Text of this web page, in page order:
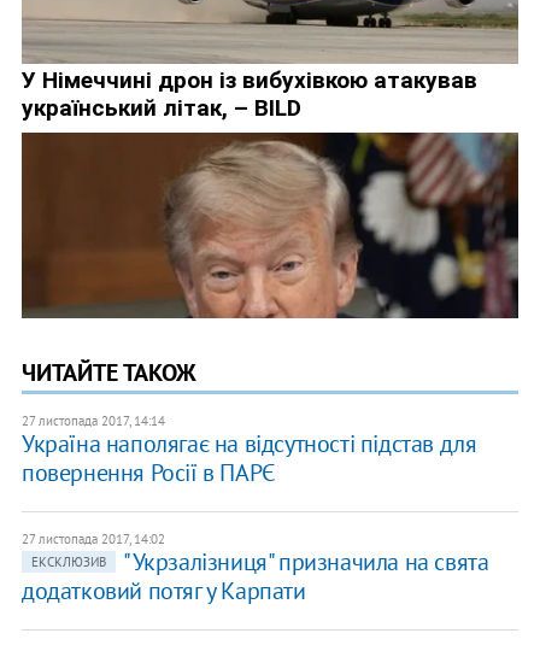
ЧИТАЙТЕ ТАКОЖ
27 листопада 2017, 14:14
Україна наполягає на відсутності підстав для
повернення Росії в ПАРЄ
27 листопада 2017, 14:02
ЕКСКЛЮЗИВ
"Укрзалізниця" призначила на свята
додатковий потяг у Карпати